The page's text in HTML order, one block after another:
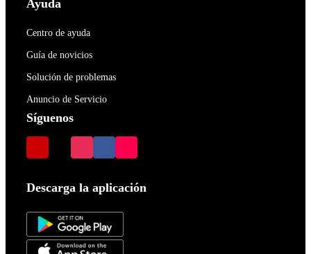
Ayuda
Centro de ayuda
Guía de novicios
Solución de problemas
Anuncio de Servicio
Síguenos
Descarga la aplicación